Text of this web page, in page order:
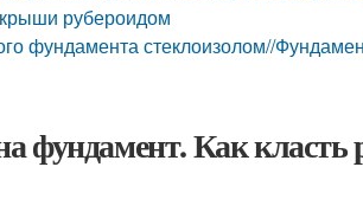
рубероидом
фундамента стеклоизолом//
фундамент. Как